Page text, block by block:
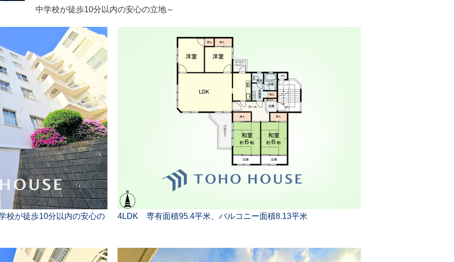
中学校が徒歩10分以内の安心の立地～
校が徒歩10分以内の安心の 4LDK 専有面積95.4平米、バルコニー面積8.13平米